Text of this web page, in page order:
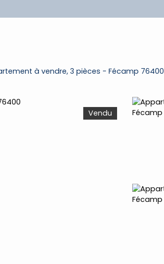
à vendre, 3 pièces - Fécamp 76400
Vendu